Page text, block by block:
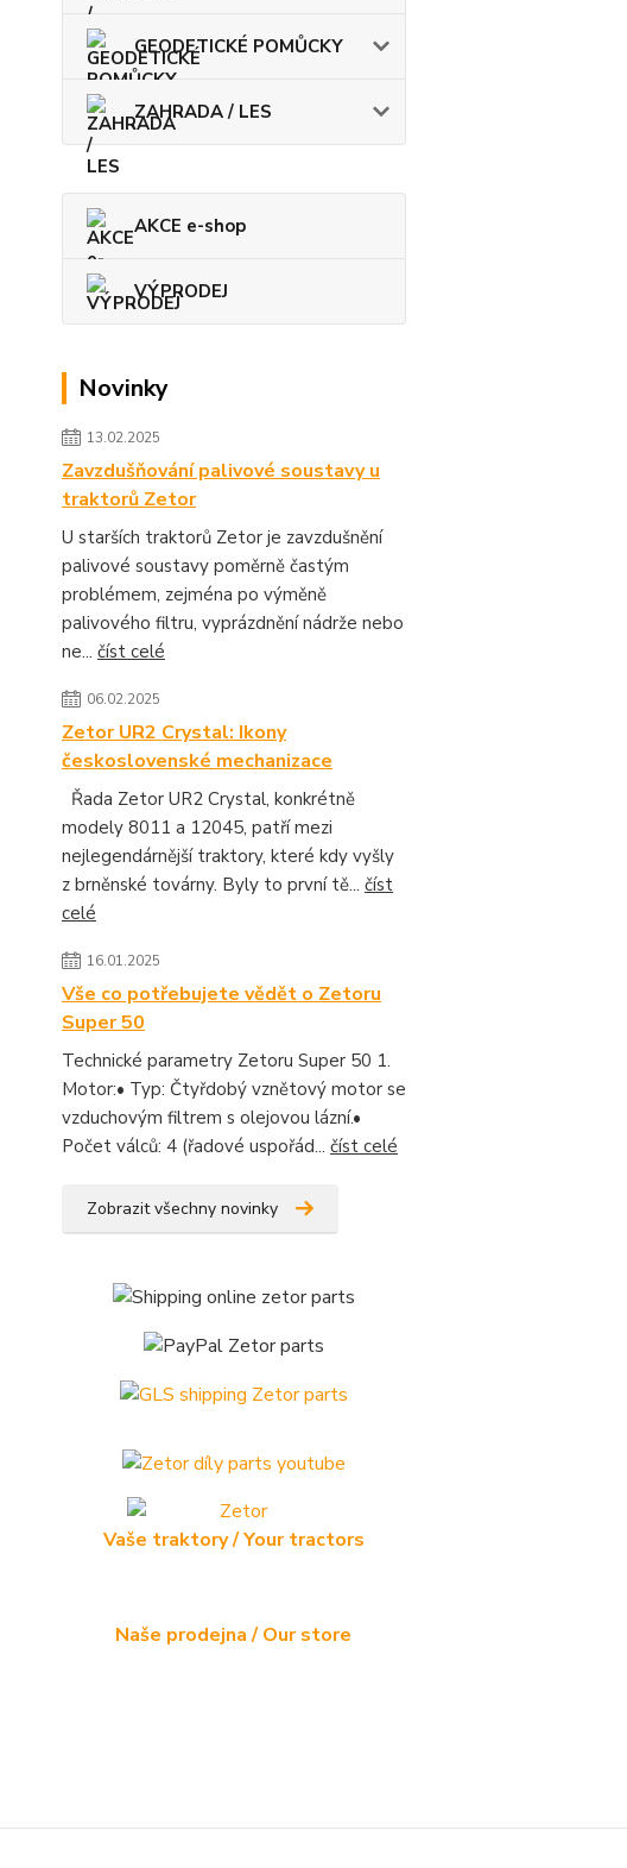
GEODETICKÉ POMŮCKY
ZAHRADA / LES
AKCE e-shop
VÝPRODEJ
Novinky
13.02.2025
Zavzdušňování palivové soustavy u
traktorů Zetor
U starších traktorů Zetor je zavzdušnění
palivové soustavy poměrně častým
problémem, zejména po výměně
palivového filtru, vyprázdnění nádrže nebo
ne... číst celé
06.02.2025
Zetor UR2 Crystal: Ikony
československé mechanizace
Řada Zetor UR2 Crystal, konkrétně
modely 8011 a 12045, patří mezi
nejlegendárnější traktory, které kdy vyšly
z brněnské továrny. Byly to první tě... číst
celé
16.01.2025
Vše co potřebujete vědět o Zetoru
Super 50
Technické parametry Zetoru Super 50 1.
Motor:• Typ: Čtyřdobý vznětový motor se
vzduchovým filtrem s olejovou lázní.•
Počet válců: 4 (řadové uspořád... číst celé
Zobrazit všechny novinky
Vaše traktory / Your tractors
Naše prodejna / Our store